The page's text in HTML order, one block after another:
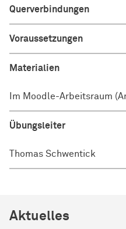
Querverbindungen
Voraussetzungen
Materialien
Im Moodle-Arbeitsraum
Übungsleiter
Thomas Schwentick
Aktuelles